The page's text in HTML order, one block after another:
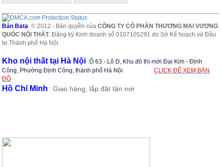
Bản Bata © 2012 - Bản quyền củaCÔNG TY CỔ PHẦN THƯƠNG MẠI VƯƠNG
QUỐC NỘI THẤT. Đăng ký Kinh doanh số 0107105291 do Sở Kế hoạch và Đầu
tư Thành phố Hà Nội.
Kho nội thất tại Hà Nội :Ô 63 - Lô D, Khu đô thị mới Đại Kim - Định
Công, Phường Định Công, thành phố Hà Nội
CLICK ĐỂ XEM BẢN
ĐỒ
Hồ Chí Minh :Giao hàng, lắp đặt tận nơi